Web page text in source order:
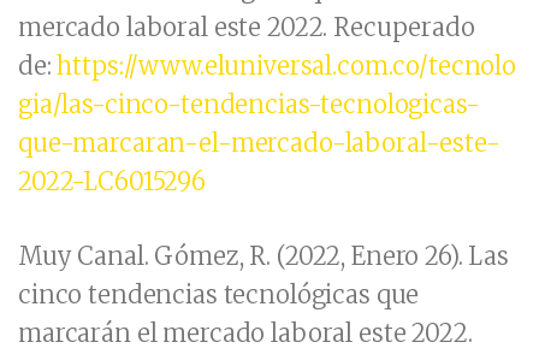
mercado laboral este 2022. Recuperado
de: https://www.eluniversal.com.co/tecnolo
gia/las-cinco-tendencias-tecnologicas-
que-marcaran-el-mercado-laboral-este-
2022-LC6015296
Muy Canal. Gómez, R. (2022, Enero 26). Las
cinco tendencias tecnológicas que
marcarán el mercado laboral este 2022.